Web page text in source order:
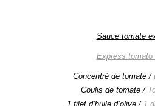
Sauce tomate
Express tomato
Concentré de tomate /
Coulis de tomate /
1 filet d’huile d’olive /1